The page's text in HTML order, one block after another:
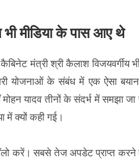
मीडिया के पास आए थे
मंत्री श्री कैलाश विजयवर्गीय
योजनाओं के संबंध में एक ऐसा
मोहन यादव तीनों के संदर्भ में समझा
में क्यों कही गई।
करें। सबसे तेज अपडेट प्राप्त करने